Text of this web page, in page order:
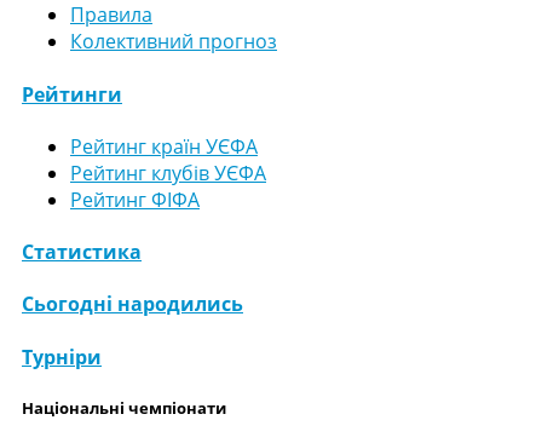
Правила
Колективний прогноз
Рейтинги
Рейтинг країн УЄФА
Рейтинг клубів УЄФА
Рейтинг ФІФА
Статистика
Сьогодні народились
Турніри
Національні чемпіонати